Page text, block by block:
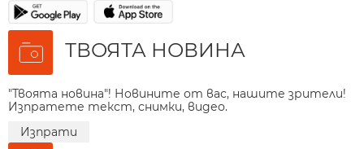
ТВОЯТА НОВИНА
"Твоята новина"! Новините от вас, нашите зрители!
Изпратете текст, снимки, видео.
Изпрати